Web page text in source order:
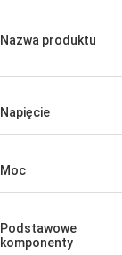
Nazwa produktu
Napięcie
Moc
Podstawowe
komponenty